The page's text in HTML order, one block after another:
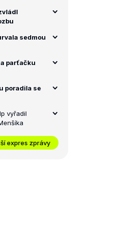
sedmou
parťačku
poradila se
vyřadil
expres zprávy